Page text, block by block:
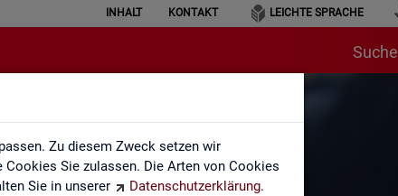
Zu diesem Zweck setzen wir
Sie zulassen. Die Arten von Cookies
Sie in unserer
Datenschutzerklärung.
INHALT KONTAKT LEICHTE SPRACHE
Suche